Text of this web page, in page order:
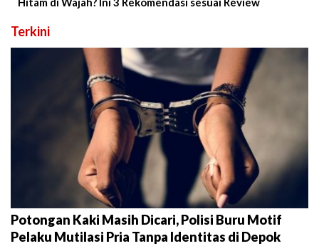
Terkini
Potongan Kaki Masih Dicari, Polisi Buru Motif
Pelaku Mutilasi Pria Tanpa Identitas di Depok